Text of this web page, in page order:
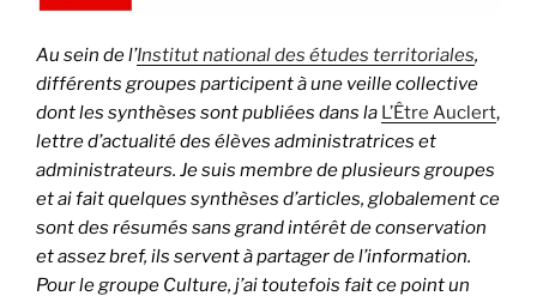
Au sein de l’Institut national des études territoriales,
différents groupes participent à une veille collective
dont les synthèses sont publiées dans la L’Être Auclert,
lettre d’actualité des élèves administratrices et
administrateurs. Je suis membre de plusieurs groupes
et ai fait quelques synthèses d’articles, globalement ce
sont des résumés sans grand intérêt de conservation
et assez bref, ils servent à partager de l’information.
Pour le groupe Culture, j’ai toutefois fait ce point un